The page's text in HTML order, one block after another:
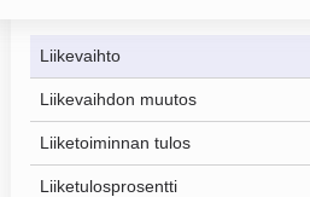
Liikevaihto
Liikevaihdon muutos
Liiketoiminnan tulos
Liiketulosprosentti